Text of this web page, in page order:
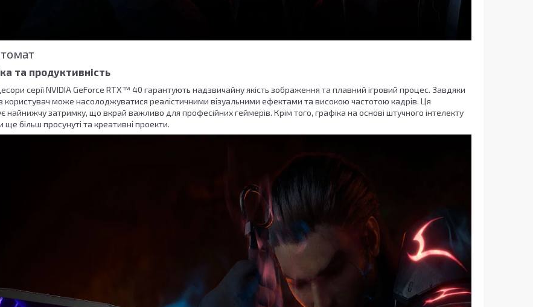
та продуктивність
серії NVIDIA GeForce RTX™ 40 гарантують надзвичайну якість зображення та плавний ігровий процес. Завдяки
користувач може насолоджуватися реалістичними візуальними ефектами та високою частотою кадрів. Ця
найнижчу затримку, що вкрай важливо для професійних геймерів. Крім того, графіка на основі штучного інтелекту
більш просунуті та креативні проекти.